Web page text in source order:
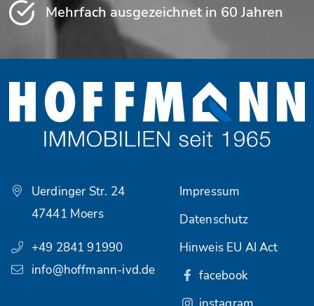
Mehrfach ausgezeichnet in 60 Jahren
Uerdinger Str. 24
47441 Moers
+49 2841 91990
info@hoffmann-ivd.de
Impressum
Datenschutz
Hinweis EU AI Act
facebook